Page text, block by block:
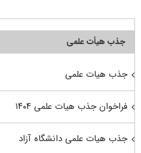
جذب هیأت علمی
جذب هیات علمی
فراخوان جذب هیات علمی ۱۴۰۴
جذب هیات علمی دانشگاه آزاد